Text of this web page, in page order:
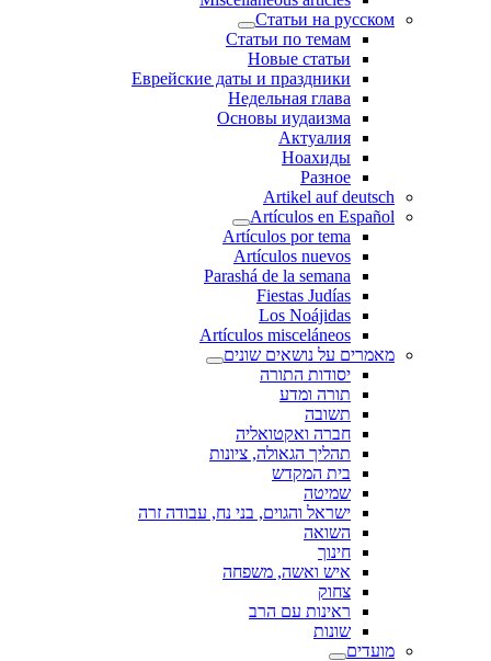
Статьи на русском
Статьи по темам
Новые статьи
Еврейские даты и праздники
Недельная глава
Основы иудаизма
Актуалия
Ноахиды
Разное
Artikel auf deutsch
Artículos en Español
Artículos por tema
Artículos nuevos
Parashá de la semana
Fiestas Judías
Los Noájidas
Artículos misceláneos
מאמרים על נושאים שונים
יסודות התורה
תורה ומדע
תשובה
חברה ואקטואליה
תהליך הגאולה, ציונות
בית המקדש
שמיטה
ישראל והגוים, בני נח, עבודה זרה
השואה
חינוך
איש ואשה, משפחה
צחוק
ראינות עם הרב
שונות
מועדים